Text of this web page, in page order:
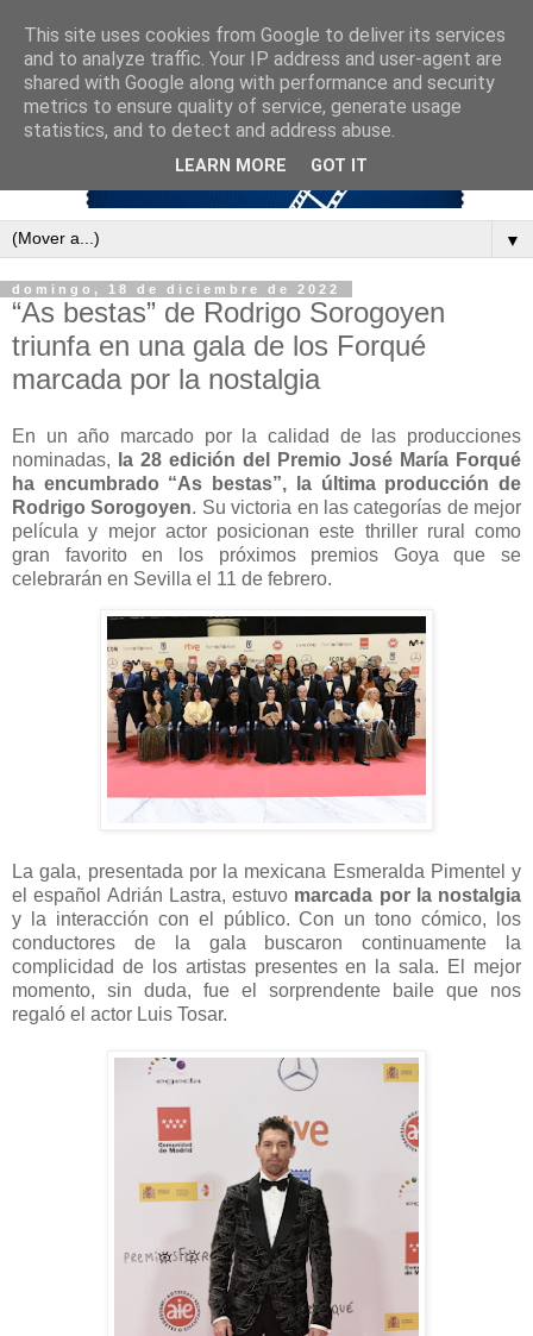
▼
domingo, 18 de diciembre de 2022
“As bestas” de Rodrigo Sorogoyen
triunfa en una gala de los Forqué
marcada por la nostalgia
En un año marcado por la calidad de las producciones
nominadas,
la 28 edición del Premio José María Forqué
ha encumbrado “As bestas”, la última producción de
Rodrigo Sorogoyen. Su victoria en las categorías de mejor
película y mejor actor posicionan este thriller rural como
gran favorito en los próximos premios Goya que se
celebrarán en Sevilla el 11 de febrero.
La gala, presentada por la mexicana Esmeralda Pimentel y
el español Adrián Lastra, estuvo marcada por la nostalgia
y la interacción con el público. Con un tono cómico, los
conductores de la gala buscaron continuamente la
complicidad de los artistas presentes en la sala. El mejor
momento, sin duda, fue el sorprendente baile que nos
regaló el actor Luis Tosar.
This site uses cookies from Google to deliver its services
and to analyze traffic. Your IP address and user-agent are
shared with Google along with performance and security
metrics to ensure quality of service, generate usage
statistics, and to detect and address abuse.
LEARN MORE GOT IT